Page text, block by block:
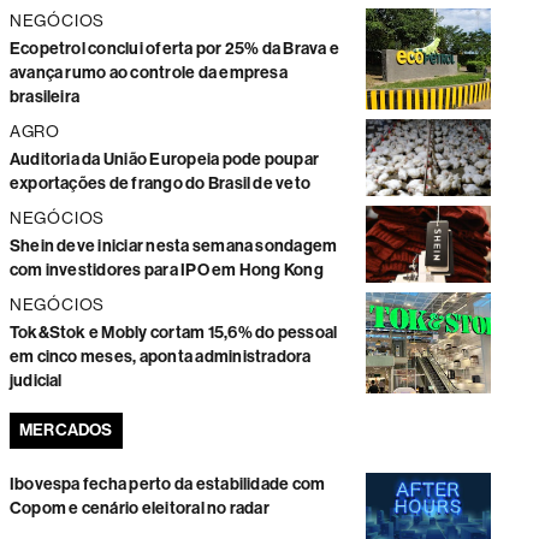
NEGÓCIOS
Ecopetrol conclui oferta por 25% da Brava e
avança rumo ao controle da empresa
brasileira
AGRO
Auditoria da União Europeia pode poupar
exportações de frango do Brasil de veto
NEGÓCIOS
Shein deve iniciar nesta semana sondagem
com investidores para IPO em Hong Kong
NEGÓCIOS
Tok&Stok e Mobly cortam 15,6% do pessoal
em cinco meses, aponta administradora
judicial
MERCADOS
Ibovespa fecha perto da estabilidade com
Copom e cenário eleitoral no radar